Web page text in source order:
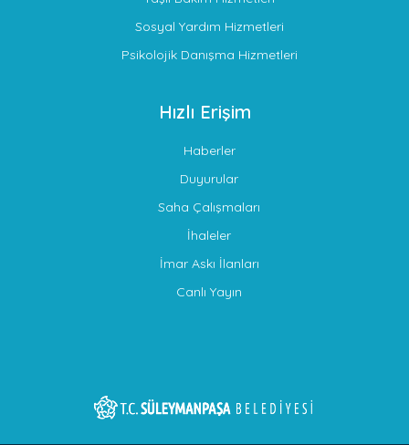
Sosyal Yardım Hizmetleri
Psikolojik Danışma Hizmetleri
Hızlı Erişim
Haberler
Duyurular
Saha Çalışmaları
İhaleler
İmar Askı İlanları
Canlı Yayın